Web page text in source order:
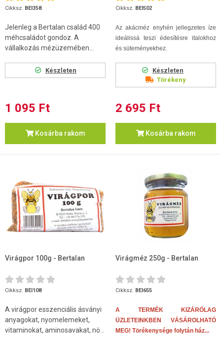
Cikksz. BEI358
Jelenleg a Bertalan család 400
méhcsaládot gondoz. A
vállalkozás mézüzemében...
Készleten
1 095 Ft
Kosárba rakom
Cikksz. BEI502
Az akácméz enyhén jellegzetes íze
ideálissá teszi édesítésre italokhoz
és süteményekhez.
Készleten
Törékeny
2 695 Ft
Kosárba rakom
Virágpor 100g - Bertalan
Cikksz. BEI108
A virágpor esszenciális ásványi
anyagokat, nyomelemeket,
vitaminokat, aminosavakat, nö...
Virágméz 250g - Bertalan
Cikksz. BEI655
A TERMÉK KIZÁRÓLAG
ÜZLETEINKBEN VÁSÁROLHATÓ
MEG! Törékenysége folytán ház...